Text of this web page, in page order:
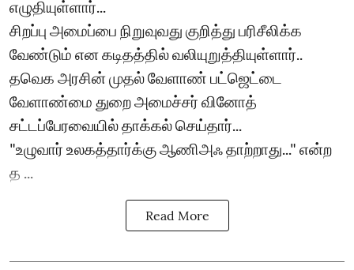
எழுதியுள்ளார்...
சிறப்பு அமைப்பை நிறுவுவது குறித்து பரிசீலிக்க
வேண்டும் என கடிதத்தில் வலியுறுத்தியுள்ளார்..
தவெக அரசின் முதல் வேளாண் பட்ஜெட்டை
வேளாண்மை துறை அமைச்சர் வினோத்
சட்டப்பேரவையில் தாக்கல் செய்தார்...
"உழுவார் உலகத்தார்க்கு ஆணிஅஃ தாற்றாது..." என்ற
த ...
Read More